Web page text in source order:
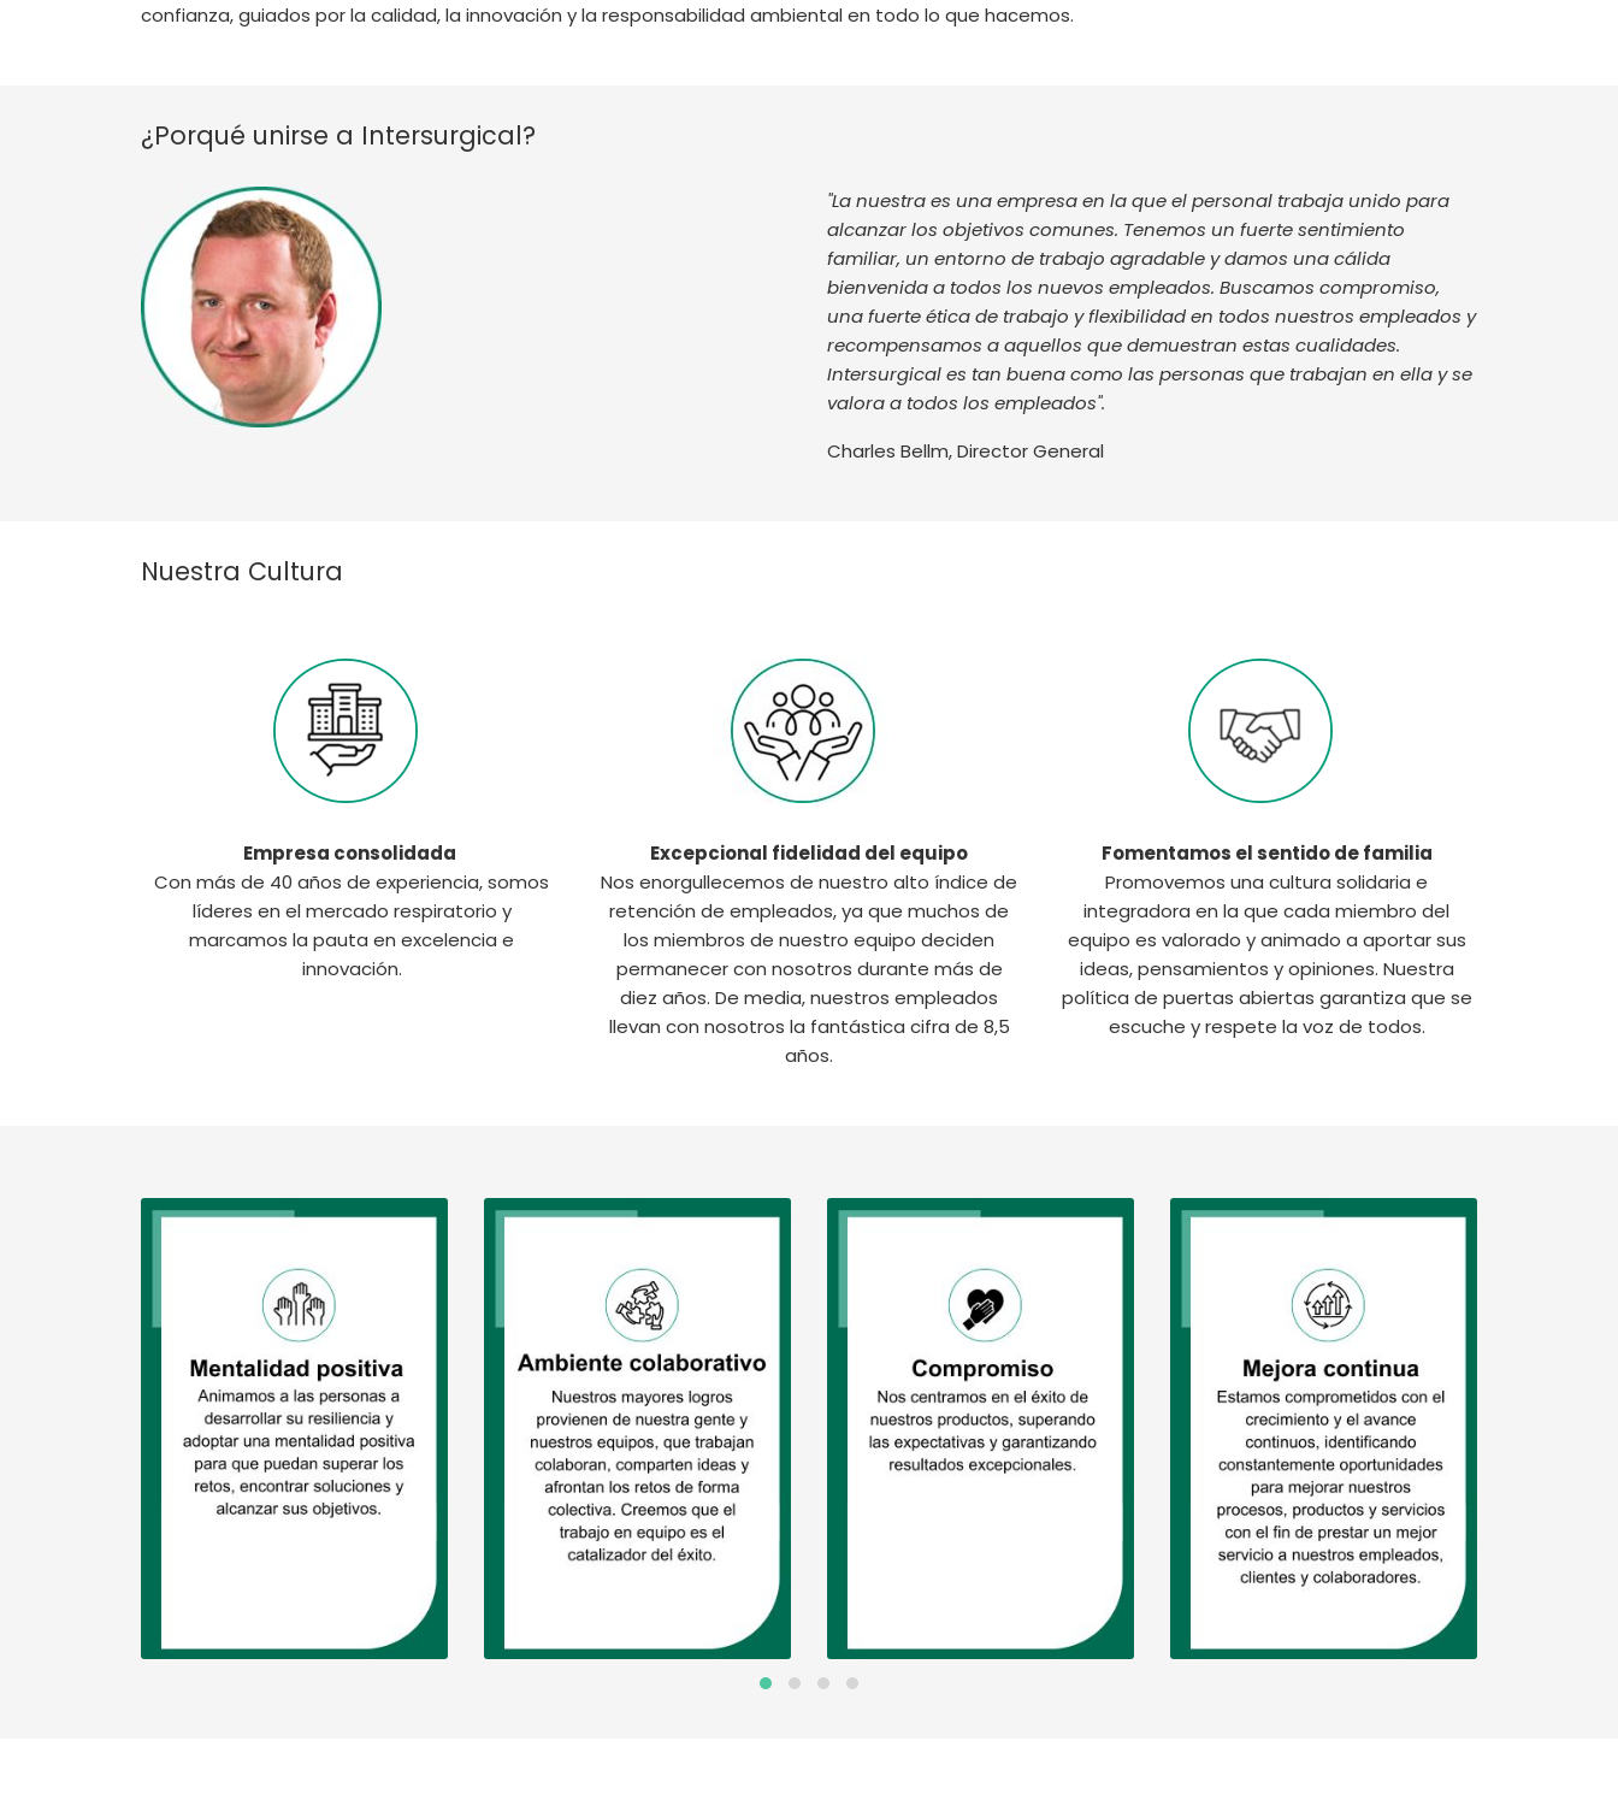
confianza, guiados por la calidad, la innovación y la responsabilidad ambiental en todo lo que hacemos.
¿Porqué unirse a Intersurgical?
"La nuestra es una empresa en la que el personal trabaja unido para
alcanzar los objetivos comunes. Tenemos un fuerte sentimiento
familiar, un entorno de trabajo agradable y damos una cálida
bienvenida a todos los nuevos empleados. Buscamos compromiso,
una fuerte ética de trabajo y flexibilidad en todos nuestros empleados y
recompensamos a aquellos que demuestran estas cualidades.
Intersurgical es tan buena como las personas que trabajan en ella y se
valora a todos los empleados".
Charles Bellm, Director General
Nuestra Cultura
Empresa consolidada
Con más de 40 años de experiencia, somos
líderes en el mercado respiratorio y
marcamos la pauta en excelencia e
innovación.
Excepcional fidelidad del equipo
Nos enorgullecemos de nuestro alto índice de
retención de empleados, ya que muchos de
los miembros de nuestro equipo deciden
permanecer con nosotros durante más de
diez años. De media, nuestros empleados
llevan con nosotros la fantástica cifra de 8,5
años.
Fomentamos el sentido de familia
Promovemos una cultura solidaria e
integradora en la que cada miembro del
equipo es valorado y animado a aportar sus
ideas, pensamientos y opiniones. Nuestra
política de puertas abiertas garantiza que se
escuche y respete la voz de todos.